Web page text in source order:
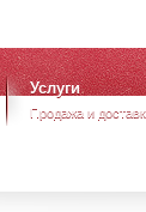
Услуги
Продажа и